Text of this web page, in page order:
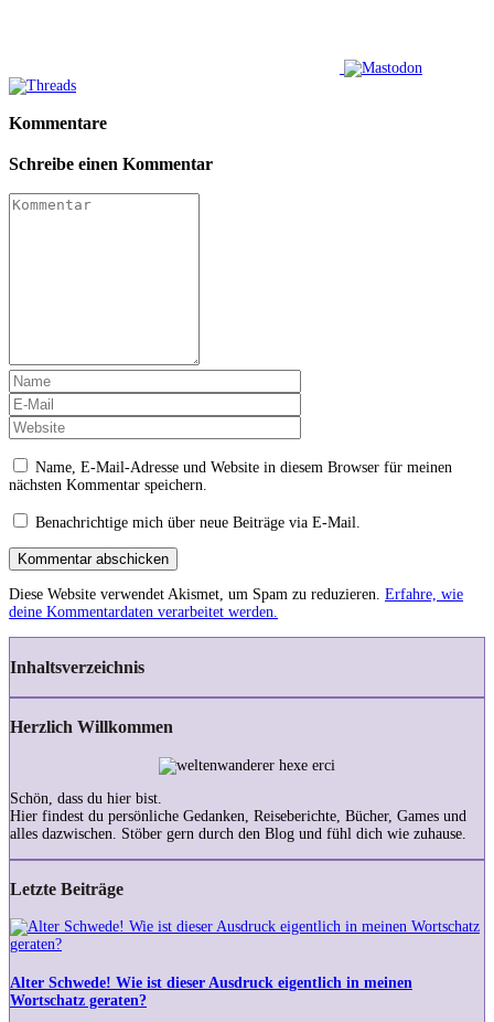
Kommentare
Schreibe einen Kommentar
Name, E-Mail-Adresse und Website in diesem Browser für meinen
nächsten Kommentar speichern.
Benachrichtige mich über neue Beiträge via E-Mail.
Kommentar abschicken
Diese Website verwendet Akismet, um Spam zu reduzieren. Erfahre, wie
deine Kommentardaten verarbeitet werden.
Inhaltsverzeichnis
Herzlich Willkommen
Schön, dass du hier bist.
Hier findest du persönliche Gedanken, Reiseberichte, Bücher, Games und
alles dazwischen. Stöber gern durch den Blog und fühl dich wie zuhause.
Letzte Beiträge
Alter
Schwede!
ist
dieser
Alter Schwede! Wie ist dieser Ausdruck eigentlich in meinen
Wortschatz geraten?